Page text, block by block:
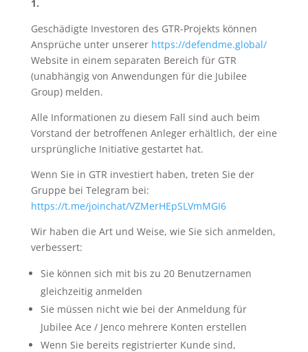
1.
Geschädigte Investoren des GTR-Projekts können
Ansprüche unter unserer https://defendme.global/
Website in einem separaten Bereich für GTR
(unabhängig von Anwendungen für die Jubilee
Group) melden.
Alle Informationen zu diesem Fall sind auch beim
Vorstand der betroffenen Anleger erhältlich, der eine
ursprüngliche Initiative gestartet hat.
Wenn Sie in GTR investiert haben, treten Sie der
Gruppe bei Telegram bei:
https://t.me/joinchat/VZMerHEpSLVmMGI6
Wir haben die Art und Weise, wie Sie sich anmelden,
verbessert:
Sie können sich mit bis zu 20 Benutzernamen
gleichzeitig anmelden
Sie müssen nicht wie bei der Anmeldung für
Jubilee Ace / Jenco mehrere Konten erstellen
Wenn Sie bereits registrierter Kunde sind,